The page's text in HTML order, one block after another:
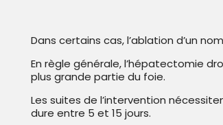
Dans certains cas, l’ablation d’un
En règle générale, l’hépatectomie
plus grande partie du foie.
Les suites de l’intervention
dure entre 5 et 15 jours.